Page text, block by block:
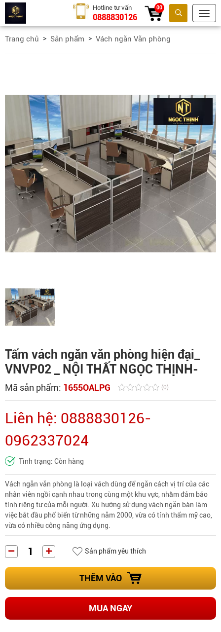
Tìm kiếm
Hotline tư vấn
0888830126
00
Trang chủ Sản phẩm Vách ngăn Văn phòng
Tấm vách ngăn văn phòng hiện đại_
VNVP02 _ NỘI THẤT NGỌC THỊNH-
Mã sản phẩm: 1655OALPG (0)
Liên hệ: 0888830126-
0962337024
Tình trạng: Còn hàng
Vách ngăn văn phòng là loại vách dùng để ngăn cách vị trí của các
nhân viên ngồi cạnh nhau trong cùng một khu vực, nhằm đảm bảo
tính riêng tư của mỗi người. Xu hướng sử dụng vách ngăn bàn làm
việc bắt đầu phổ biến từ những năm 2000, vừa có tính thẩm mỹ cao,
vừa có nhiều công năng ứng dụng.
Sản phẩm yêu thích
THÊM VÀO
MUA NGAY